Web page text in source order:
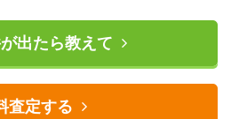
出たら教えて
査定する